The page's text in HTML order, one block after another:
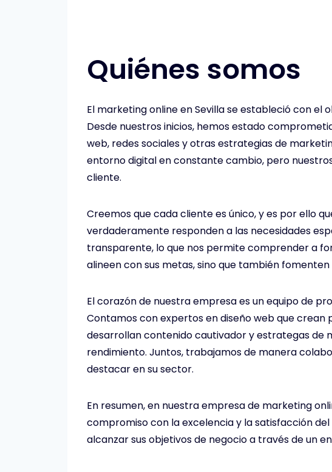
Quiénes somos
El marketing online en Sevilla se estableció con el
Desde nuestros inicios, hemos estado
web, redes sociales y otras estrategias de
entorno digital en constante cambio, pero
cliente.
Creemos que cada cliente es único, y es por ello
verdaderamente responden a las necesidades
transparente, lo que nos permite comprender a
alineen con sus metas, sino que también
El corazón de nuestra empresa es un equipo de
Contamos con expertos en diseño web que
desarrollan contenido cautivador y estrategas de
rendimiento. Juntos, trabajamos de manera
destacar en su sector.
En resumen, en nuestra empresa de marketing
compromiso con la excelencia y la satisfacción
alcanzar sus objetivos de negocio a través de un